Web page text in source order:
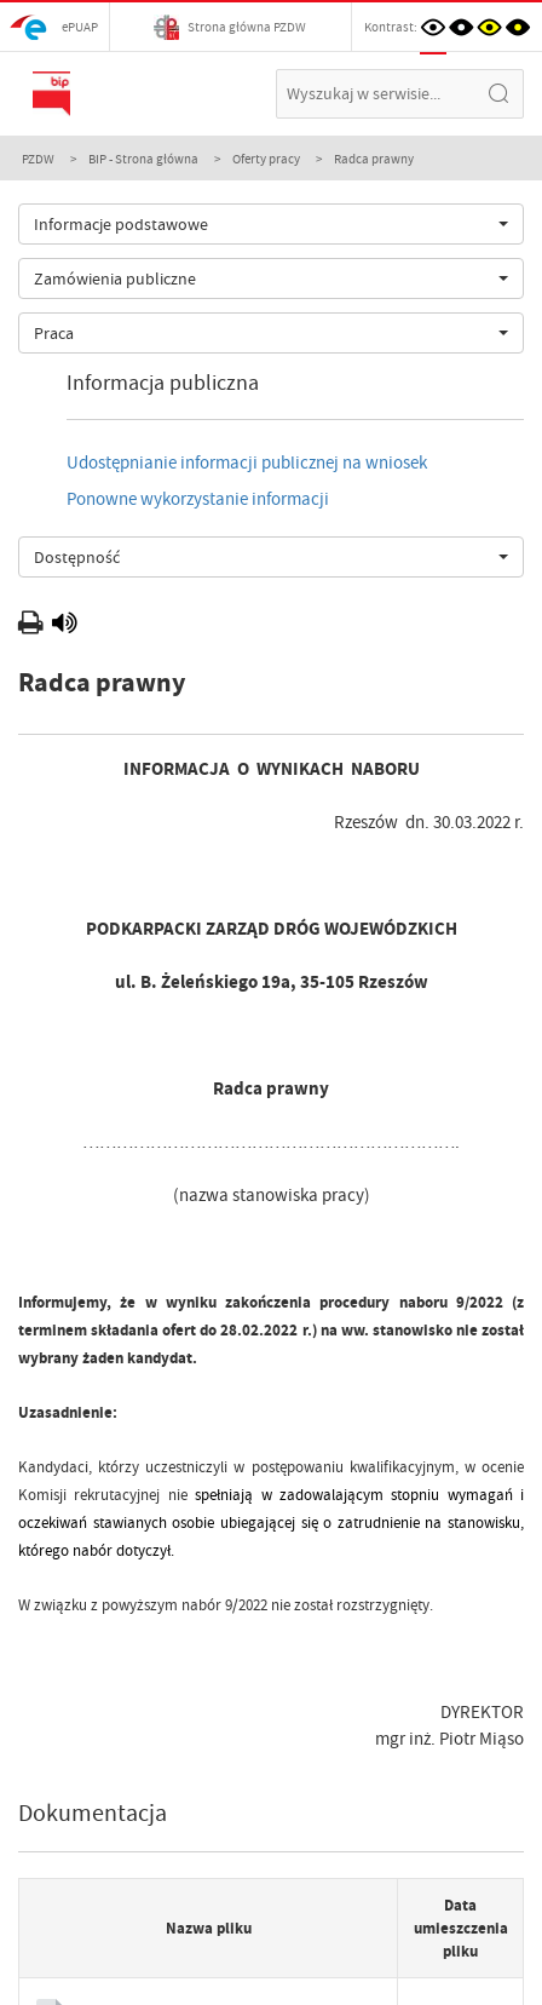
ePUAP Strona główna PZDW Kontrast:
PZDW BIP - Strona główna Oferty pracy Radca prawny
Informacje podstawowe
Zamówienia publiczne
Praca
Informacja publiczna
Udostępnianie informacji publicznej na wniosek
Ponowne wykorzystanie informacji
Dostępność
Radca prawny
INFORMACJA O WYNIKACH NABORU
Rzeszów dn. 30.03.2022 r.
PODKARPACKI ZARZĄD DRÓG WOJEWÓDZKICH
ul. B. Żeleńskiego 19a, 35-105 Rzeszów
Radca prawny
………………………………………………………….
(nazwa stanowiska pracy)
Informujemy, że w wyniku zakończenia procedury naboru 9/2022 (z
terminem składania ofert do 28.02.2022 r.) na ww. stanowisko nie został
wybrany żaden kandydat.
Uzasadnienie:
Kandydaci, którzy uczestniczyli w postępowaniu kwalifikacyjnym, w ocenie
Komisji rekrutacyjnej niespełniają w zadowalającym stopniu wymagań i
oczekiwań stawianych osobie ubiegającej się o zatrudnienie na stanowisku,
którego nabór dotyczył.
W związku z powyższym nabór 9/2022 nie został rozstrzygnięty.
DYREKTOR
mgr inż. Piotr Miąso
Dokumentacja
Nazwa pliku
Data
umieszczenia
pliku